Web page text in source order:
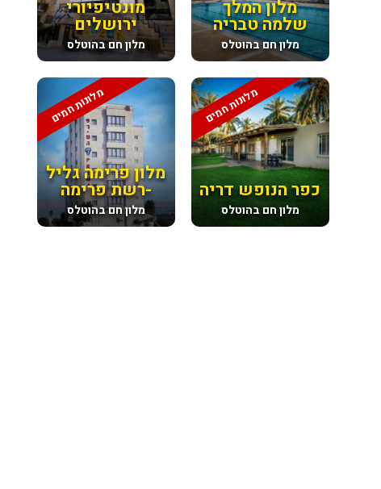
מונטיפיורי
ירושלים
מלון חם בהוטלס
מלון המלך
שלמה טבריה
מלון חם בהוטלס
מלונות חמים
מלון פרימה גליל
-רשת פרימה
מלון חם בהוטלס
מלונות חמים
כפר הנופש דריה
מלון חם בהוטלס